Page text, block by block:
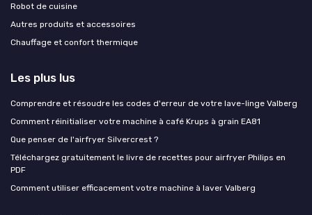
Robot de cuisine
Autres produits et accessoires
Chauffage et confort thermique
Les plus lus
Comprendre et résoudre les codes d'erreur de votre lave-linge Valberg
Comment réinitialiser votre machine à café Krups à grain EA81
Que penser de l'airfryer Silvercrest ?
Téléchargez gratuitement le livre de recettes pour airfryer Philips en
PDF
Comment utiliser efficacement votre machine à laver Valberg